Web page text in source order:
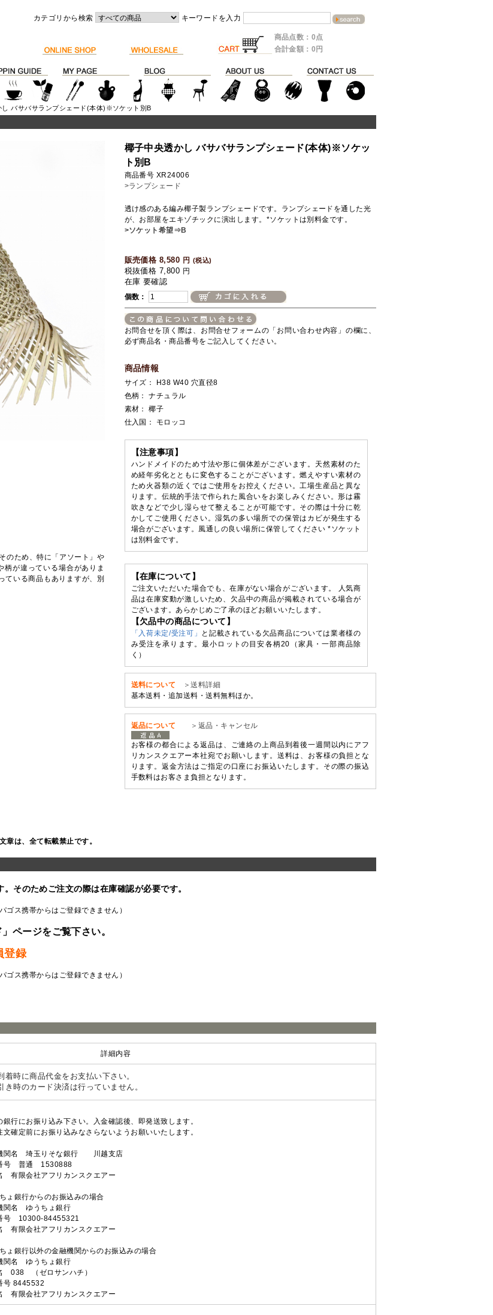
カテゴリから検索 キーワードを入力
商品点数：0点
合計金額：0円
し バサバサランプシェード(本体)※ソケット別B
のため、特に「アソート」や
柄が違っている場合がありま
ている商品もありますが、別
椰子中央透かし バサバサランプシェード(本体)※ソケッ
ト別B
商品番号 XR24006
>ランプシェード
透け感のある編み椰子製ランプシェードです。ランプシェードを通した光
が、お部屋をエキゾチックに演出します。*ソケットは別料金です。
>ソケット希望⇒B
販売価格 8,580 円 (税込)
税抜価格 7,800 円
在庫 要確認
個数：
お問合せを頂く際は、お問合せフォームの「お問い合わせ内容」の欄に、
必ず商品名・商品番号をご記入してください。
商品情報
サイズ： H38 W40 穴直径8
色柄： ナチュラル
素材： 椰子
仕入国： モロッコ
【注意事項】
ハンドメイドのため寸法や形に個体差がございます。天然素材のた
め経年劣化とともに変色することがございます。燃えやすい素材の
ため火器類の近くではご使用をお控えください。工場生産品と異な
ります。伝統的手法で作られた風合いをお楽しみください。形は霧
吹きなどで少し湿らせて整えることが可能です。その際は十分に乾
かしてご使用ください。湿気の多い場所での保管はカビが発生する
場合がございます。風通しの良い場所に保管してください *ソケット
は別料金です。
【在庫について】
ご注文いただいた場合でも、在庫がない場合がございます。 人気商
品は在庫変動が激しいため、欠品中の商品が掲載されている場合が
ございます。あらかじめご了承のほどお願いいたします。
【欠品中の商品について】
「入荷未定/受注可」
と記載されている欠品商品については業者様の
み受注を承ります。最小ロットの目安各柄20（家具・一部商品除
く）
送料について
＞送料詳細
基本送料・追加送料・送料無料ほか。
返品について ＞返品・キャンセル
お客様の都合による返品は、ご連絡の上商品到着後一週間以内にアフ
リカンスクエアー本社宛でお願いします。送料は、お客様の負担とな
ります。返金方法はご指定の口座にお振込いたします。その際の振込
手数料はお客さま負担となります。
章は、全て転載禁止です。
そのためご注文の際は在庫確認が必要です。
ゴス携帯からはご登録できません）
ページをご覧下さい。
登録
ゴス携帯からはご登録できません）
細内容
着時に商品代金をお支払い下さい。
き時のカード決済は行っていません。
銀行にお振り込み下さい。入金確認後、即発送致します。
確定前にお振り込みなさらないようお願いいたします。
関名 埼玉りそな銀行 川越支店
号 普通 1530888
有限会社アフリカンスクエアー
ょ銀行からのお振込みの場合
関名 ゆうちょ銀行
号 10300-84455321
有限会社アフリカンスクエアー
ょ銀行以外の金融機関からのお振込みの場合
関名 ゆうちょ銀行
038 （ゼロサンハチ）
号 8445532
有限会社アフリカンスクエアー